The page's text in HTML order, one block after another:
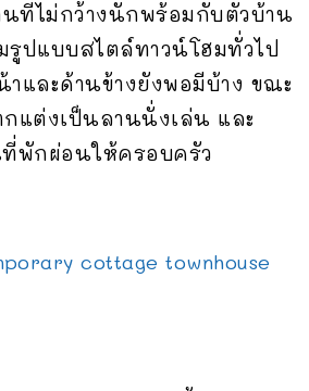
ที่ไม่กว้างนักพร้อมกับตัวบ้าน
รูปแบบสไตล์ทาวน์โฮมทั่วไป
และด้านข้างยังพอมีบ้าง ขณะ
แต่งเป็นลานนั่งเล่น และ
พักผ่อนให้ครอบครัว